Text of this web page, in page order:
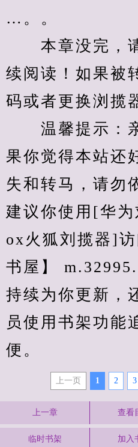
…。。
本章没完，
续阅读！如果被
码或者更换浏揽
温馨提示：亲
果你觉得本站还
失和转马，请勿
建议你使用[华
ox火狐刘揽器]
书屋】
持续为你更新，
员使用书架功能
便。
上一页 1 2 3
上一章 查看
临时书架 加入